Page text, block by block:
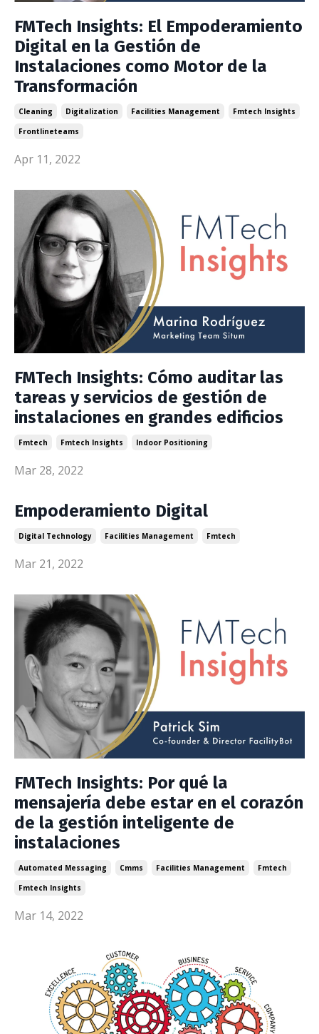
FMTech Insights: El Empoderamiento
Digital en la Gestión de
Instalaciones como Motor de la
Transformación
Cleaning Digitalization Facilities Management
Fmtech Insights
Frontlineteams
Apr 11, 2022
FMTech Insights: Cómo auditar las
tareas y servicios de gestión de
instalaciones en grandes edificios
Fmtech Fmtech Insights Indoor Positioning
Mar 28, 2022
Empoderamiento Digital
Digital Technology Facilities Management Fmtech
Mar 21, 2022
FMTech Insights: Por qué la
mensajería debe estar en el corazón
de la gestión inteligente de
instalaciones
Automated Messaging Cmms Facilities Management
Fmtech
Fmtech Insights
Mar 14, 2022